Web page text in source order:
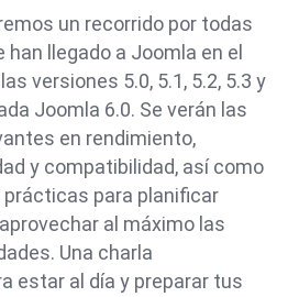
un recorrido por todas
han llegado a Joomla en el
versiones 5.0, 5.1, 5.2, 5.3 y
Joomla 6.0. Se verán las
en rendimiento,
y compatibilidad, así como
para planificar
al máximo las
Una charla
estar al día y preparar tus